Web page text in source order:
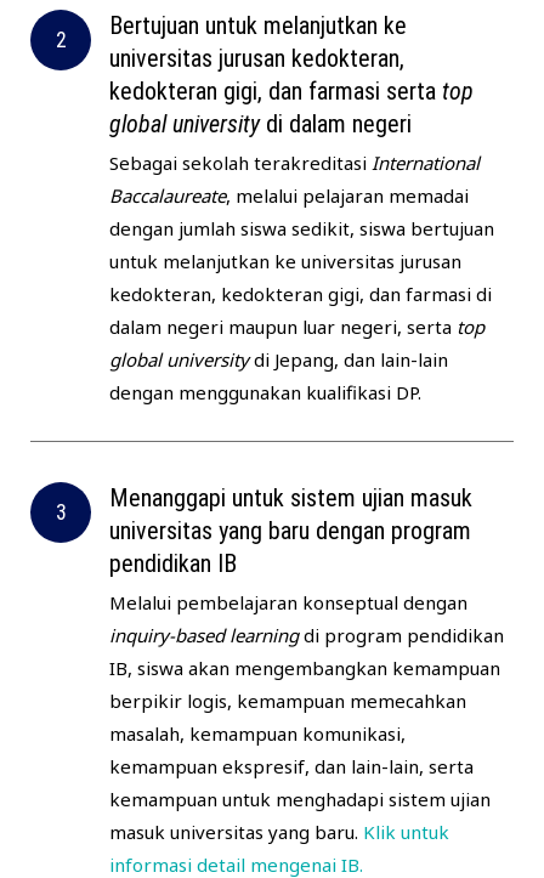
Bertujuan untuk melanjutkan ke
universitas jurusan kedokteran,
kedokteran gigi, dan farmasi serta top
global universitydi dalam negeri
Sebagai sekolah terakreditasi International
Baccalaureate, melalui pelajaran memadai
dengan jumlah siswa sedikit, siswa bertujuan
untuk melanjutkan ke universitas jurusan
kedokteran, kedokteran gigi, dan farmasi di
dalam negeri maupun luar negeri, serta top
global universitydi Jepang, dan lain-lain
dengan menggunakan kualifikasi DP.
Menanggapi untuk sistem ujian masuk
universitas yang baru dengan program
pendidikan IB
Melalui pembelajaran konseptual dengan
inquiry-based learningdi program pendidikan
IB, siswa akan mengembangkan kemampuan
berpikir logis, kemampuan memecahkan
masalah, kemampuan komunikasi,
kemampuan ekspresif, dan lain-lain, serta
kemampuan untuk menghadapi sistem ujian
masuk universitas yang baru. Klik untuk
informasi detail mengenai IB.